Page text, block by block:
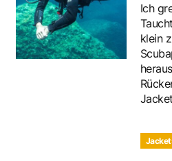
Ich
klein